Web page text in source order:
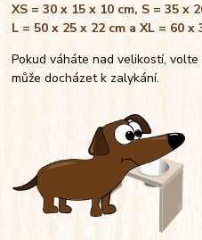
XS = 30 x 15 x 10 cm, S = 35 x
L = 50 x 25 x 22 cm a XL = 60 x
Pokud váháte nad velikostí,
může docházet k zalykání.